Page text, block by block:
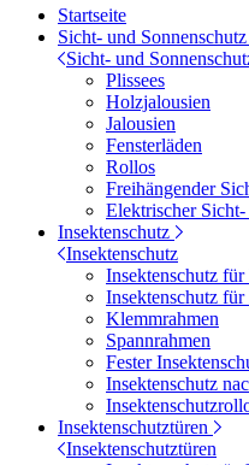
Startseite
Sicht- und Sonnenschutz
Sicht- und
Plissees
Holzjalousien
Jalousien
Fensterläden
Rollos
Freihängender
Elektrischer
Insektenschutz
Insektenschutz
Insektenschutz
Insektenschutz
Klemmrahmen
Spannrahmen
Fester
Insektenschutz
Insektenschutztüren
Insektenschutztüren